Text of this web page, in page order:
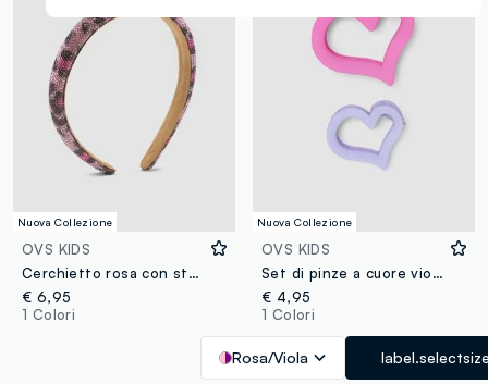
Nuova Collezione
OVS KIDS
Cerchietto rosa con strass e fantasia animalier per bambina e ragazza
€ 6,95
1 Colori
Nuova Collezione
OVS KIDS
Set di pinze a cuore viola e rosa per capelli per bambina e ragazza
€ 4,95
1 Colori
Rosa/Viola